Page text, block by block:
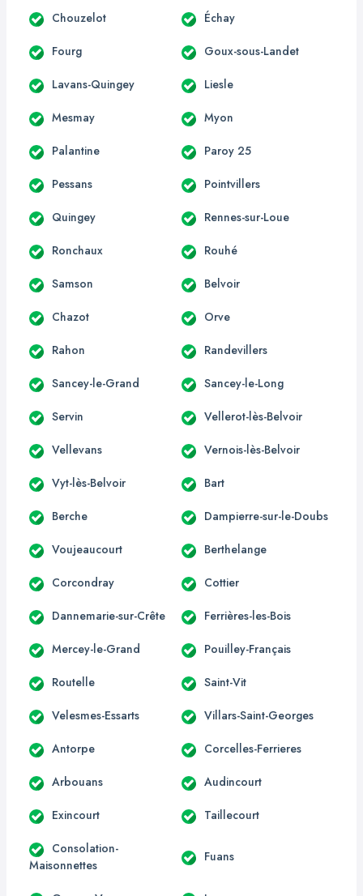
Chouzelot Échay
Fourg Goux-sous-Landet
Lavans-Quingey Liesle
Mesmay Myon
Palantine Paroy 25
Pessans Pointvillers
Quingey Rennes-sur-Loue
Ronchaux Rouhé
Samson Belvoir
Chazot Orve
Rahon Randevillers
Sancey-le-Grand Sancey-le-Long
Servin Vellerot-lès-Belvoir
Vellevans Vernois-lès-Belvoir
Vyt-lès-Belvoir Bart
Berche Dampierre-sur-le-Doubs
Voujeaucourt Berthelange
Corcondray Cottier
Dannemarie-sur-Crête Ferrières-les-Bois
Mercey-le-Grand Pouilley-Français
Routelle Saint-Vit
Velesmes-Essarts Villars-Saint-Georges
Antorpe Corcelles-Ferrieres
Arbouans Audincourt
Exincourt Taillecourt
Consolation-
Maisonnettes
Fuans